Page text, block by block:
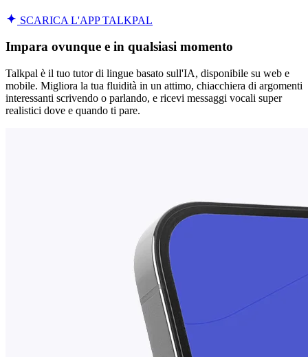
SCARICA L'APP TALKPAL
Impara ovunque e in qualsiasi momento
Talkpal è il tuo tutor di lingue basato sull'IA, disponibile su web e
mobile. Migliora la tua fluidità in un attimo, chiacchiera di argomenti
interessanti scrivendo o parlando, e ricevi messaggi vocali super
realistici dove e quando ti pare.